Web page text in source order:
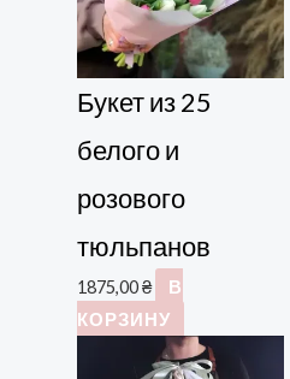
Букет из 25
белого и
розового
тюльпанов
1875,00₴
В
КОРЗИНУ